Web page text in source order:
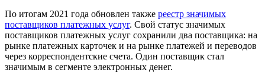
По итогам 2021 года обновлен также реестр значимых
поставщиков платежных услуг. Свой статус значимых
поставщиков платежных услуг сохранили два поставщика: на
рынке платежных карточек и на рынке платежей и переводов
через корреспондентские счета. Один поставщик стал
значимым в сегменте электронных денег.